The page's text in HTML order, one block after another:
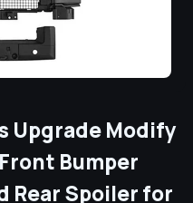
Upgrade Modify
Bumper
Rear Spoiler for